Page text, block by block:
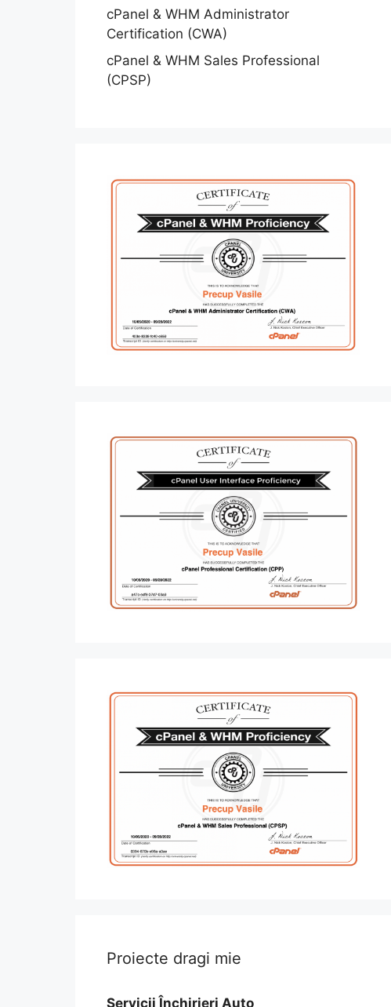
cPanel & WHM Administrator
Certification (CWA)
cPanel & WHM Sales Professional
(CPSP)
Proiecte dragi mie
Servicii Închirieri Auto